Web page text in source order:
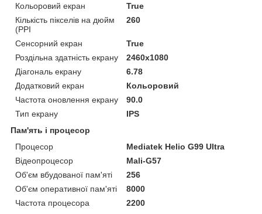
Кольоровий екран
True
Кількість пікселів на дюйм
(PPI
260
Сенсорний екран
True
Роздільна здатність екрану
2460x1080
Діагональ екрану
6.78
Додатковий екран
Кольоровий
Частота оновлення екрану
90.0
Тип екрану
IPS
Пам'ять і процесор
Процесор
Mediatek Helio G99 Ultra
Відеопроцесор
Mali-G57
Об'єм вбудованої пам'яті
256
Об'єм оперативної пам'яті
8000
Частота процесора
2200